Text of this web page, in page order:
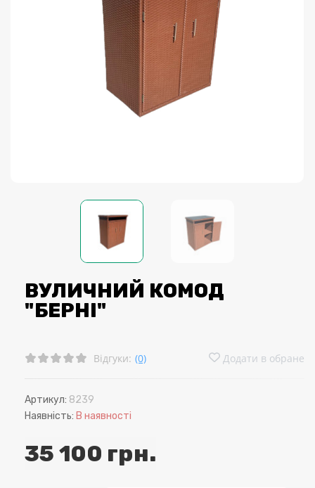
ВУЛИЧНИЙ КОМОД
"БЕРНІ"
Відгуки: (0) Додати в обране
Артикул: 8239
Наявність: В наявності
35 100 грн.